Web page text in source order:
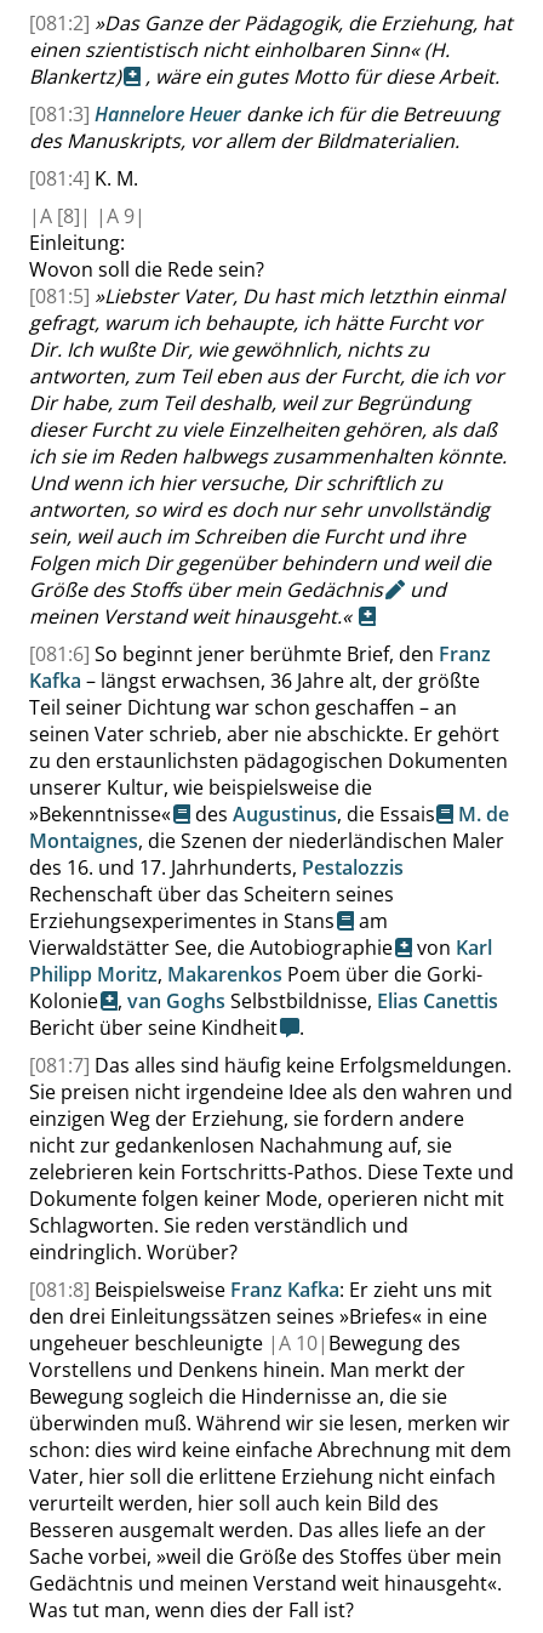
[081:2] »Das Ganze der Pädagogik, die Erziehung, hat
einen szientistisch nicht einholbaren Sinn« (H.
Blankertz)
, wäre ein gutes Motto für diese Arbeit.
[081:3] Hannelore Heuer danke ich für die Betreuung
des Manuskripts, vor allem der Bildmaterialien.
[081:4] K. M.
|A [8]| |A 9|
Einleitung:
Wovon soll die Rede sein?
[081:5] »Liebster Vater, Du hast mich letzthin einmal
gefragt, warum ich behaupte, ich hätte Furcht vor
Dir. Ich wußte Dir, wie gewöhnlich, nichts zu
antworten, zum Teil eben aus der Furcht, die ich vor
Dir habe, zum Teil deshalb, weil zur Begründung
dieser Furcht zu viele Einzelheiten gehören, als daß
ich sie im Reden halbwegs zusammenhalten könnte.
Und wenn ich hier versuche, Dir schriftlich zu
antworten, so wird es doch nur sehr unvollständig
sein, weil auch im Schreiben die Furcht und ihre
Folgen mich Dir gegenüber behindern und weil die
Größe des Stoffs über mein Gedächnis
und
meinen Verstand weit hinausgeht.«
[081:6] So beginnt jener berühmte Brief, den Franz
Kafka – längst erwachsen, 36 Jahre alt, der größte
Teil seiner Dichtung war schon geschaffen – an
seinen Vater schrieb, aber nie abschickte. Er gehört
zu den erstaunlichsten pädagogischen Dokumenten
unserer Kultur, wie beispielsweise die
»Bekenntnisse« des Augustinus, die Essais
M. de
Montaignes, die Szenen der niederländischen Maler
des 16. und 17. Jahrhunderts, Pestalozzis
Rechenschaft über das Scheitern seines
Erziehungsexperimentes in Stans
am
Vierwaldstätter See, dieAutobiographie von Karl
Philipp Moritz, Makarenkos Poem über die Gorki-
Kolonie
, van Goghs Selbstbildnisse, Elias Canettis
Bericht über seine Kindheit
.
[081:7] Das alles sind häufig keine Erfolgsmeldungen.
Sie preisen nicht irgendeine Idee als den wahren und
einzigen Weg der Erziehung, sie fordern andere
nicht zur gedankenlosen Nachahmung auf, sie
zelebrieren kein Fortschritts-Pathos. Diese Texte und
Dokumente folgen keiner Mode, operieren nicht mit
Schlagworten. Sie reden verständlich und
eindringlich. Worüber?
[081:8] Beispielsweise Franz Kafka: Er zieht uns mit
den drei Einleitungssätzen seines »Briefes« in eine
ungeheuer beschleunigte |A 10| Bewegung des
Vorstellens und Denkens hinein. Man merkt der
Bewegung sogleich die Hindernisse an, die sie
überwinden muß. Während wir sie lesen, merken wir
schon: dies wird keine einfache Abrechnung mit dem
Vater, hier soll die erlittene Erziehung nicht einfach
verurteilt werden, hier soll auch kein Bild des
Besseren ausgemalt werden. Das alles liefe an der
Sache vorbei, »weil die Größe des Stoffes über mein
Gedächtnis und meinen Verstand weit hinausgeht«.
Was tut man, wenn dies der Fall ist?